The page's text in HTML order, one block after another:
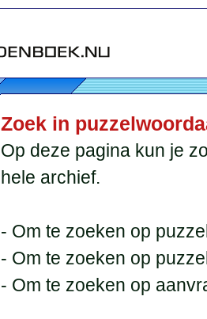
Zoek in
Op deze pagina kun je
hele archief.
- Om te zoeken op
- Om te zoeken op
- Om te zoeken op